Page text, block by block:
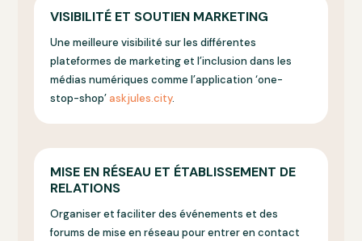
VISIBILITÉ ET SOUTIEN MARKETING
Une meilleure visibilité sur les différentes
plateformes de marketing et l’inclusion dans les
médias numériques comme l’application ‘one-
stop-shop’askjules.city.
MISE EN RÉSEAU ET ÉTABLISSEMENT DE
RELATIONS
Organiser et faciliter des événements et des
forums de mise en réseau pour entrer en contact